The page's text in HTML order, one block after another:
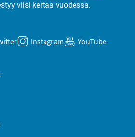
viisi kertaa vuodessa.
Instagram YouTube